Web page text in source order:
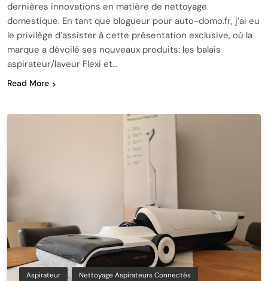
dernières innovations en matière de nettoyage
domestique. En tant que blogueur pour auto-domo.fr, j’ai eu
le privilège d’assister à cette présentation exclusive, où la
marque a dévoilé ses nouveaux produits: les balais
aspirateur/laveur Flexi et…
Read More
Aspirateur Nettoyage Aspirateurs Connectés